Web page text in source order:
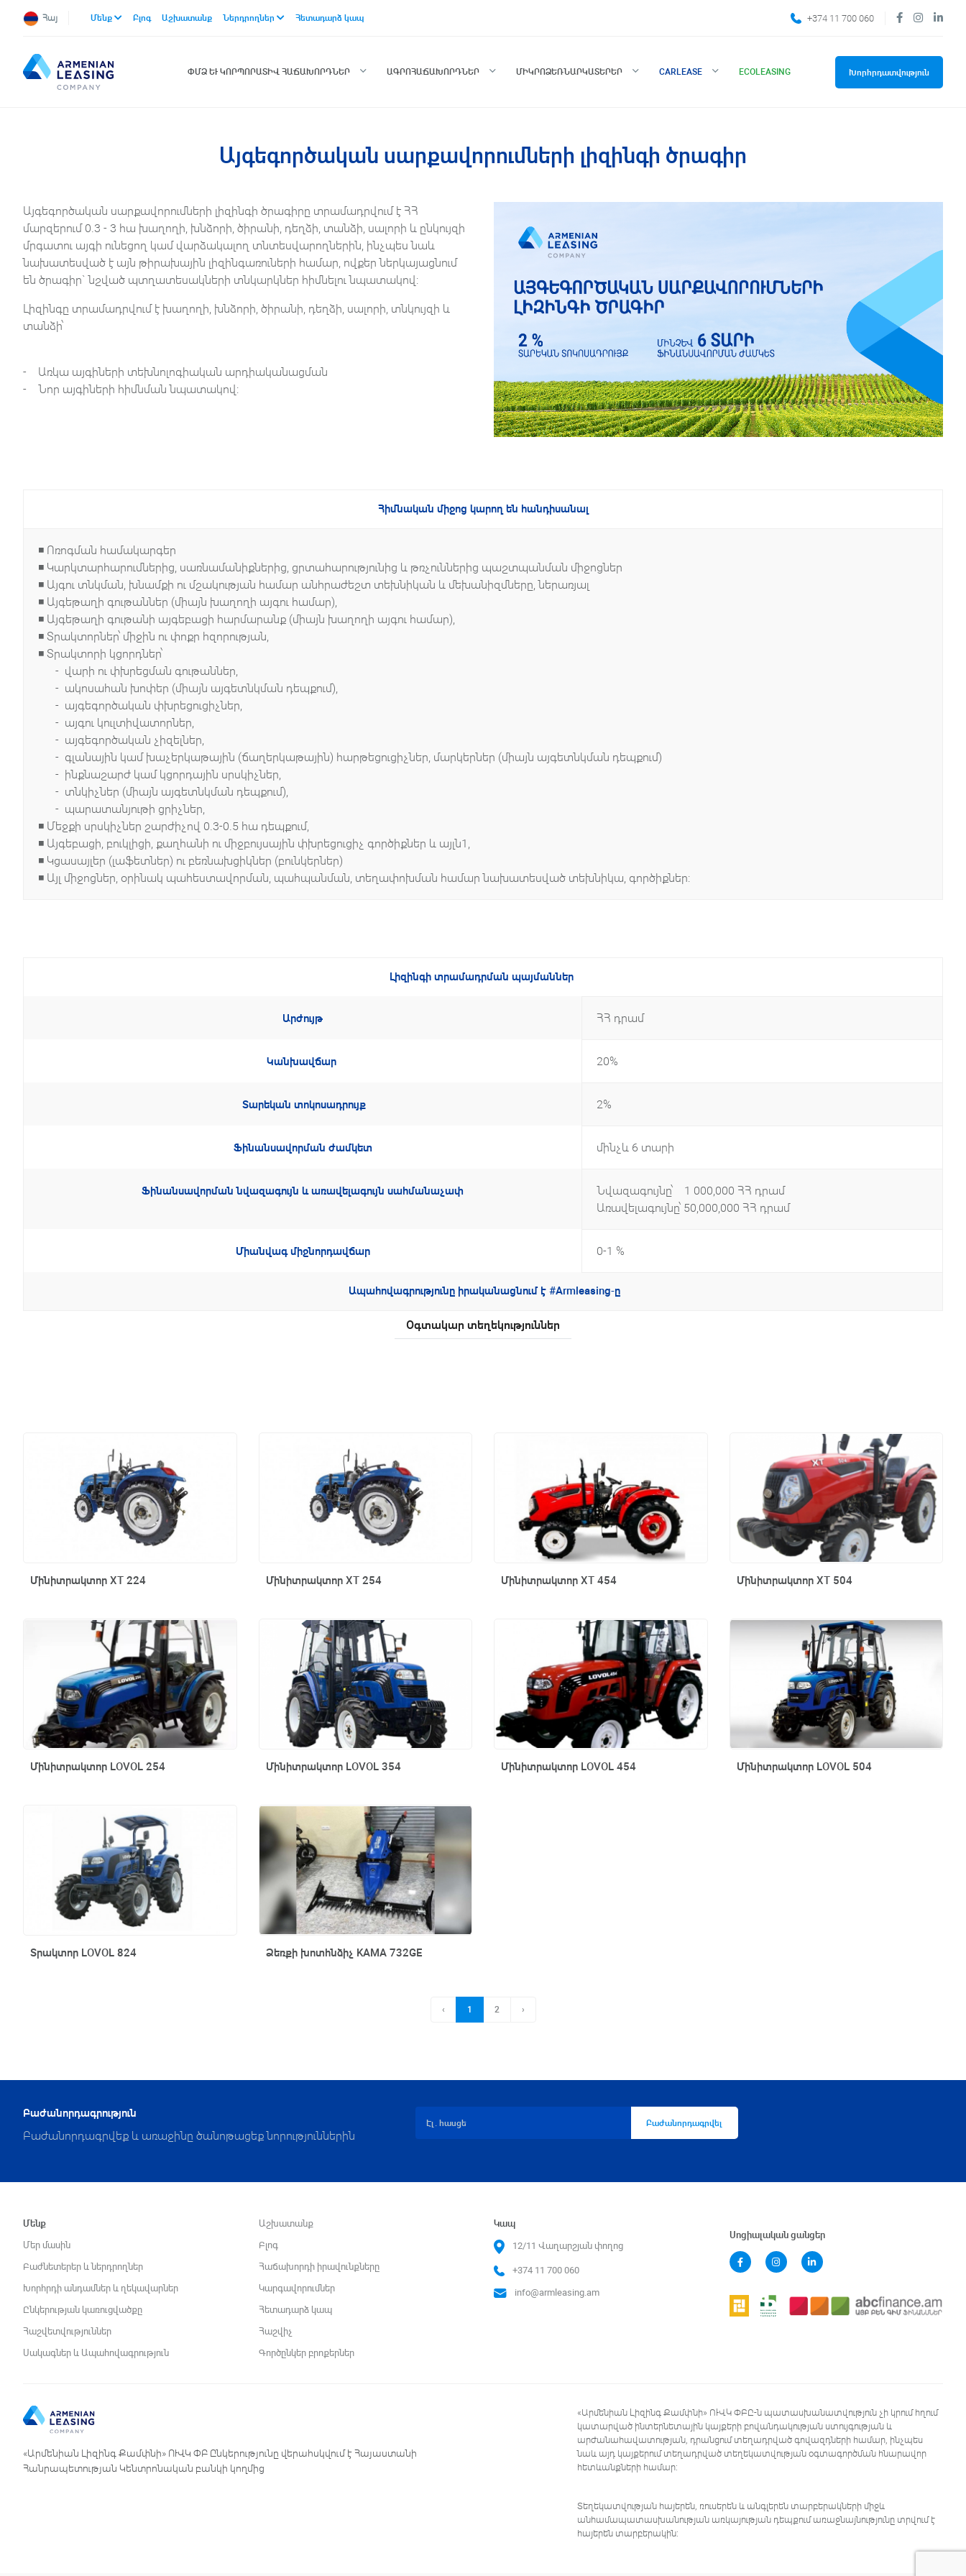
Հայ Մենք Բլոգ Աշխատանք Ներդրողներ Հետադարձ կապ +374 11 700 060
ՓՄՁ ԵՒ ԿՈՐՊՈՐԱՏԻՎ ՀԱՃԱԽՈՐԴՆԵՐ ԱԳՐՈՀԱՃԱԽՈՐԴՆԵՐ ՄԻԿՐՈՁԵՌՆԱՐԿԱՏԵՐԵՐ CARLEASE ECOLEASING Խորհրդատվություն
Այգեգործական սարքավորումների լիզինգի ծրագիր
Այգեգործական սարքավորումների լիզինգի ծրագիրը տրամադրվում է ՀՀ
մարզերում 0.3 - 3 հա խաղողի, խնձորի, ծիրանի, դեղձի, տանձի, սալորի և ընկույզի
մրգատու այգի ունեցող կամ վարձակալող տնտեսվարողներին, ինչպես նաև
նախատեսված է այն թիրախային լիզինգառուների համար, ովքեր ներկայացնում
են ծրագիր` նշված պտղատեսակների տնկարկներ հիմնելու նպատակով:
Լիզինգը տրամադրվում է խաղողի, խնձորի, ծիրանի, դեղձի, սալորի, տնկույզի և
տանձի՝
- Առկա այգիների տեխնոլոգիական արդիականացման
- Նոր այգիների հիմնման նպատակով:
Հիմնական միջոց կարող են հանդիսանալ
◾ Ոռոգման համակարգեր
◾ Կարկտարհարումներից, սառնամանիքներից, ցրտահարությունից և թռչուններից պաշտպանման միջոցներ
◾ Այգու տնկման, խնամքի ու մշակության համար անհրաժեշտ տեխնիկան և մեխանիզմները, ներառյալ
◾ Այգեթաղի գութաններ (միայն խաղողի այգու համար),
◾ Այգեթաղի գութանի այգեբացի հարմարանք (միայն խաղողի այգու համար),
◾ Տրակտորներ՝ միջին ու փոքր հզորության,
◾ Տրակտորի կցորդներ՝
- վարի ու փխրեցման գութաններ,
- ակոսահան խոփեր (միայն այգետնկման դեպքում),
- այգեգործական փխրեցուցիչներ,
- այգու կուլտիվատորներ,
- այգեգործական չիզելներ,
- գլանային կամ խաչերկաթային (ճաղերկաթային) հարթեցուցիչներ, մարկերներ (միայն այգետնկման դեպքում)
- ինքնաշարժ կամ կցորդային սրսկիչներ,
- տնկիչներ (միայն այգետնկման դեպքում),
- պարատանյութի ցրիչներ,
◾ Մեջքի սրսկիչներ շարժիչով 0.3-0.5 հա դեպքում,
◾ Այգեբացի, բուկլիցի, քաղհանի ու միջբույսային փխրեցուցիչ գործիքներ և այլն1,
◾ Կցասայլեր (լաֆետներ) ու բեռնախցիկներ (բունկերներ)
◾ Այլ միջոցներ, օրինակ պահեստավորման, պահպանման, տեղափոխման համար նախատեսված տեխնիկա, գործիքներ:
Լիզինգի տրամադրման պայմաններ
Արժույթ ՀՀ դրամ
Կանխավճար 20%
Տարեկան տոկոսադրույք 2%
Ֆինանսավորման ժամկետ մինչև 6 տարի
Ֆինանսավորման նվազագույն և առավելագույն սահմանաչափ
Նվազագույնը՝ 1 000,000 ՀՀ դրամ
Առավելագույնը՝ 50,000,000 ՀՀ դրամ
Միանվագ միջնորդավճար 0-1 %
Ապահովագրությունը իրականացնում է #Armleasing-ը
Օգտակար տեղեկություններ
Արագ դիտում
Մինիտրակտոր XT 224 Արագ դիտում
Մինիտրակտոր XT 254 Արագ դիտում
Մինիտրակտոր XT 454 Արագ դիտում
Մինիտրակտոր XT 504
Արագ դիտում
Մինիտրակտոր LOVOL 254 Արագ դիտում
Մինիտրակտոր LOVOL 354 Արագ դիտում
Մինիտրակտոր LOVOL 454 Արագ դիտում
Մինիտրակտոր LOVOL 504
Արագ դիտում
Տրակտոր LOVOL 824 Արագ դիտում
Ձեռքի խոտհնձիչ KAMA 732GE
‹ 1 2 ›
Բաժանորդագրություն
Բաժանորդագրվեք և առաջինը ծանոթացեք նորություններին
Բաժանորդագրվել
Մենք
Մեր մասին
Բաժնետերեր և ներդրողներ
Խորհրդի անդամներ և ղեկավարներ
Ընկերության կառուցվածքը
Հաշվետվություններ
Սակագներ և Ապահովագրություն
Աշխատանք
Բլոգ
Հաճախորդի իրավունքները
Կարգավորումներ
Հետադարձ կապ
Հաշվիչ
Գործընկեր բրոքերներ
Կապ
12/11 Վաղարշյան փողոց
+374 11 700 060
info@armleasing.am
Սոցիալական ցանցեր
«Արմենիան Լիզինգ Քամփնի» ՈՒՎԿ ՓԲ Ընկերությունը վերահսկվում է Հայաստանի
Հանրապետության Կենտրոնական բանկի կողմից
«Արմենիան Լիզինգ Քամփնի» ՈՒՎԿ ՓԲԸ-ն պատասխանատվություն չի կրում հղում
կատարված ինտերնետային կայքերի բովանդակության ստույգության և
արժանահավատության, դրանցում տեղադրված գովազդների համար, ինչպես
նաև այդ կայքերում տեղադրված տեղեկատվության օգտագործման հնարավոր
հետևանքների համար:
Տեղեկատվության հայերեն, ռուսերեն և անգլերեն տարբերակների միջև
անհամապատասխանության առկայության դեպքում առաջնայնությունը տրվում է
հայերեն տարբերակին: